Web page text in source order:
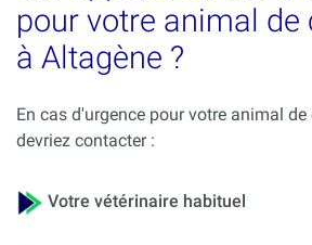
pour votre animal de
à Altagène ?
En cas d'urgence pour votre animal
devriez contacter :
Votre vétérinaire habituel